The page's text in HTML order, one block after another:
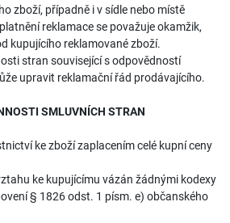
zboží, případně i v sídle nebo místě
reklamace se považuje okamžik,
kupujícího reklamované zboží.
stran související s odpovědností
upravit reklamační řád prodávajícího.
SMLUVNÍCH STRAN
ke zboží zaplacením celé kupní ceny
ke kupujícímu vázán žádnými kodexy
§ 1826 odst. 1 písm. e) občanského